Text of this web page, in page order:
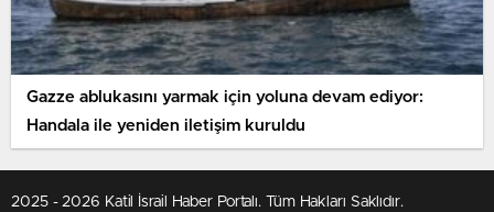
Gazze ablukasını yarmak için yoluna devam ediyor:
Handala ile yeniden iletişim kuruldu
2025 - 2026 Katil İsrail Haber Portalı. Tüm Hakları Saklıdır.